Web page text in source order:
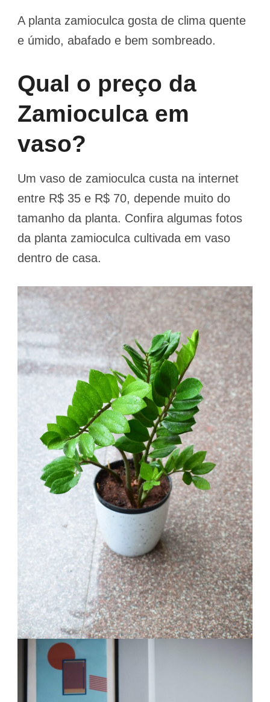
A planta zamioculca gosta de clima quente
e úmido, abafado e bem sombreado.
Qual o preço da
Zamioculca em
vaso?
Um vaso de zamioculca custa na internet
entre R$ 35 e R$ 70, depende muito do
tamanho da planta. Confira algumas fotos
da planta zamioculca cultivada em vaso
dentro de casa.